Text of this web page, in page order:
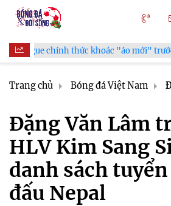
"áo mới" trước mùa giải 2026-2027
Trang chủ Bóng đá Việt Nam
Đặng Văn Lâm
HLV Kim Sang
danh sách
đấu Nepal